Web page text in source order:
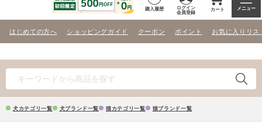
購入履歴
ログイン
会員登録
カート メニュー
はじめての方へ ショッピングガイド クーポン ポイント お気に入りリス
犬カテゴリ一覧 犬ブランド一覧 猫カテゴリ一覧 猫ブランド一覧